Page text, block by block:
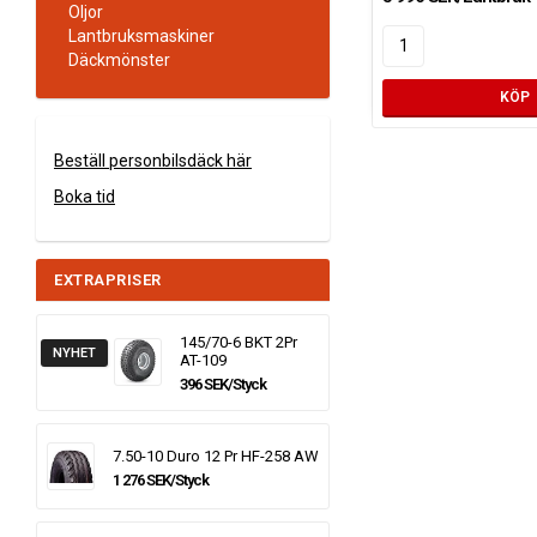
Oljor
Lantbruksmaskiner
Däckmönster
Beställ personbilsdäck här
Boka tid
EXTRAPRISER
NYHET
145/70-6 BKT 2Pr
AT-109
396 SEK/Styck
7.50-10 Duro 12 Pr HF-258 AW
1 276 SEK/Styck
KÖP